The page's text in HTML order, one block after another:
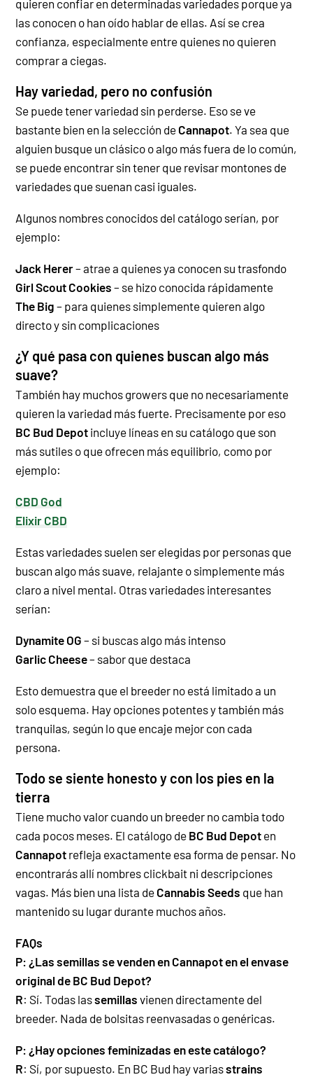
quieren confiar en determinadas variedades porque ya
las conocen o han oído hablar de ellas. Así se crea
confianza, especialmente entre quienes no quieren
comprar a ciegas.
Hay variedad, pero no confusión
Se puede tener variedad sin perderse. Eso se ve
bastante bien en la selección de Cannapot. Ya sea que
alguien busque un clásico o algo más fuera de lo común,
se puede encontrar sin tener que revisar montones de
variedades que suenan casi iguales.
Algunos nombres conocidos del catálogo serían, por
ejemplo:
Jack Herer– atrae a quienes ya conocen su trasfondo
Girl Scout Cookies – se hizo conocida rápidamente
The Big – para quienes simplemente quieren algo
directo y sin complicaciones
¿Y qué pasa con quienes buscan algo más
suave?
También hay muchos growers que no necesariamente
quieren la variedad más fuerte. Precisamente por eso
BC Bud Depot incluye líneas en su catálogo que son
más sutiles o que ofrecen más equilibrio, como por
ejemplo:
CBD God
Elixir CBD
Estas variedades suelen ser elegidas por personas que
buscan algo más suave, relajante o simplemente más
claro a nivel mental. Otras variedades interesantes
serían:
Dynamite OG – si buscas algo más intenso
Garlic Cheese– sabor que destaca
Esto demuestra que el breeder no está limitado a un
solo esquema. Hay opciones potentes y también más
tranquilas, según lo que encaje mejor con cada
persona.
Todo se siente honesto y con los pies en la
tierra
Tiene mucho valor cuando un breeder no cambia todo
cada pocos meses. El catálogo de BC Bud Depot en
Cannapot refleja exactamente esa forma de pensar. No
encontrarás allí nombres clickbait ni descripciones
vagas. Más bien una lista de Cannabis Seeds que han
mantenido su lugar durante muchos años.
FAQs
P: ¿Las semillas se venden en Cannapot en el envase
original de BC Bud Depot?
R: Sí. Todas lassemillas vienen directamente del
breeder. Nada de bolsitas reenvasadas o genéricas.
P: ¿Hay opciones feminizadas en este catálogo?
R: Sí, por supuesto. En BC Bud hay variasstrains